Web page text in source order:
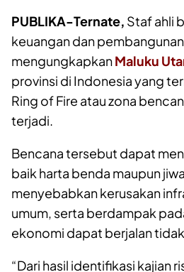
PUBLIKA-Ternate, Staf ahli
keuangan dan
mengungkapkanMaluku
provinsi di Indonesia yang
Ring of Fire atau zona
terjadi.
Bencana tersebut dapat
baik harta benda maupun
menyebabkan kerusakan
umum, serta berdampak
ekonomi dapat berjalan
“Dari hasil identifikasi kajian